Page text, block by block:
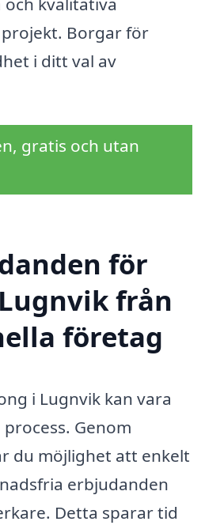
Borgar för
i ditt val av
gratis och utan
för
från
företag
i Lugnvik kan vara
Genom
du möjlighet att enkelt
erbjudanden
Detta sparar tid